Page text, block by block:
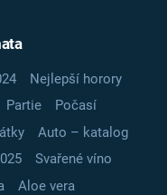
Nejlepší horory
Partie
Počasí
Auto – katalog
Svařené víno
Aloe vera